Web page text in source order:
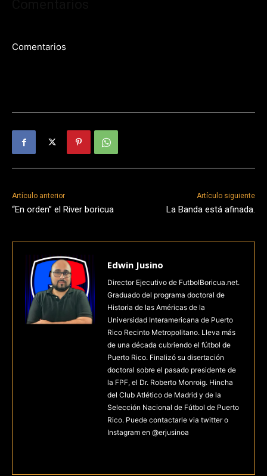
Comentarios
Artículo anterior
“En orden” el River boricua
Artículo siguiente
La Banda está afinada.
Edwin Jusino
Director Ejecutivo de FutbolBoricua.net.
Graduado del programa doctoral de
Historia de las Américas de la
Universidad Interamericana de Puerto
Rico Recinto Metropolitano. Lleva más
de una década cubriendo el fútbol de
Puerto Rico. Finalizó su disertación
doctoral sobre el pasado presidente de
la FPF, el Dr. Roberto Monroig. Hincha
del Club Atlético de Madrid y de la
Selección Nacional de Fútbol de Puerto
Rico. Puede contactarle via twitter o
Instagram en @erjusinoa